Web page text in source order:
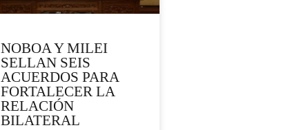
NOBOA Y MILEI
SELLAN SEIS
ACUERDOS PARA
FORTALECER LA
RELACIÓN
BILATERAL